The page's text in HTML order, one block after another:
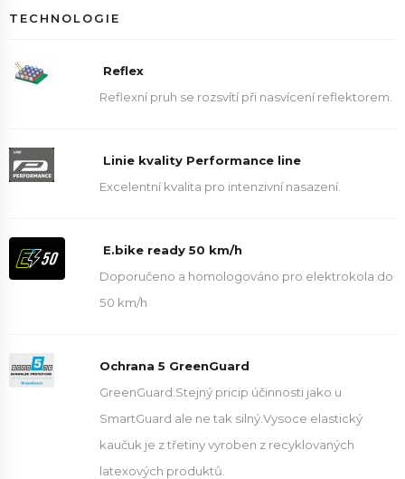
TECHNOLOGIE
Reflex
Reflexní pruh se rozsvítí při nasvícení reflektorem.
Linie kvality Performance line
Excelentní kvalita pro intenzivní nasazení.
E.bike ready 50 km/h
Doporučeno a homologováno pro elektrokola do
50 km/h
Ochrana 5 GreenGuard
GreenGuard.Stejný pricip účinnosti jako u
SmartGuard ale ne tak silný.Vysoce elastický
kaučuk je z třetiny vyroben z recyklovaných
latexových produktů.